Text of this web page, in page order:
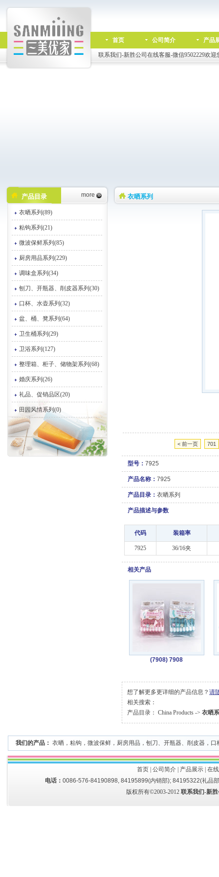
首页 公司简介 产品
联系我们-新胜公司在线客服-微信9502229欢迎
产品目录 more
衣晒系列(89)
粘钩系列(21)
微波保鲜系列(85)
厨房用品系列(229)
调味盒系列(34)
刨刀、开瓶器、削皮器系列(30)
口杯、水壶系列(32)
盆、桶、凳系列(64)
卫生桶系列(29)
卫浴系列(127)
整理箱、柜子、储物架系列(68)
婚庆系列(26)
礼品、促销品区(20)
田园风情系列(0)
衣晒系列
< 前一页 701
型号： 7925
产品名称： 7925
产品目录： 衣晒系列
产品描述与参数
代码 装箱率
7925 36/16夹
相关产品
(7908) 7908
想了解更多更详细的产品信息？ 请
相关搜索：
产品目录： China Products -> 衣晒
我们的产品： 衣晒 ， 粘钩 ， 微波保鲜 ， 厨房用品 ， 刨刀、开瓶器、削皮器 ， 口
首页| 公司简介| 产品展示| 在
电话： 0086-576-84190898, 84195899(内销部); 84195322(礼品
版权所有©2003-2012 联系我们-新胜